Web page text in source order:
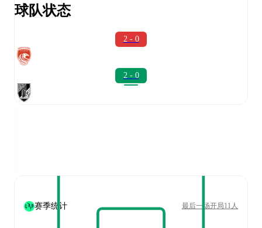
球队状态
2 - 0
2 - 0
赛季统计 最后一场开局11人